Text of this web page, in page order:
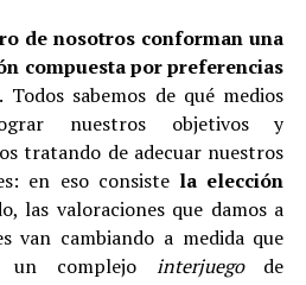
de nosotros conforman una
compuesta por preferencias
. Todos sabemos de qué medios
nuestros objetivos y
tratando de adecuar nuestros
en eso consiste la elección
las valoraciones que damos a
van cambiando a medida que
complejo interjuegode